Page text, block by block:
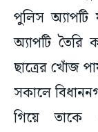
পুলিস অ্যাপটি
অ্যাপটি
ছাত্রের খোঁজ
সকালে
গিয়ে তাকে